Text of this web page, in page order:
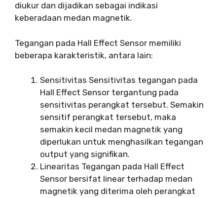
diukur dan dijadikan sebagai indikasi
keberadaan medan magnetik.
Tegangan pada Hall Effect Sensor memiliki
beberapa karakteristik, antara lain:
Sensitivitas Sensitivitas tegangan pada
Hall Effect Sensor tergantung pada
sensitivitas perangkat tersebut. Semakin
sensitif perangkat tersebut, maka
semakin kecil medan magnetik yang
diperlukan untuk menghasilkan tegangan
output yang signifikan.
Linearitas Tegangan pada Hall Effect
Sensor bersifat linear terhadap medan
magnetik yang diterima oleh perangkat